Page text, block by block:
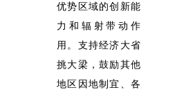
优势区域的创新能
力和辐射带动作
用。支持经济大省
挑大梁，鼓励其他
地区因地制宜、各